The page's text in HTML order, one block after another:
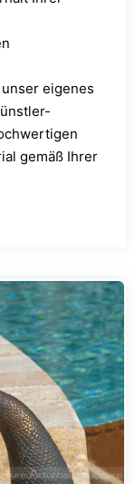
eigenes
gemäß Ihrer